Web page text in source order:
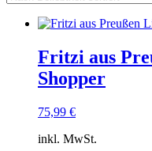
Fritzi aus
Shopper
75,99 €
inkl. MwSt.